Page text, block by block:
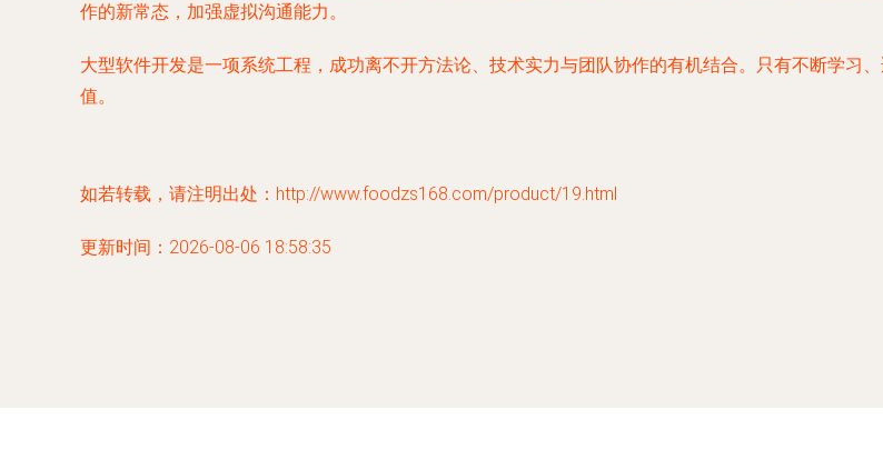
作的新常态，加强虚拟沟通能力。
大型软件开发是一项系统工程，成功离不开方法论、技术实力与团队协作的有机结合。只有不断学习
值。
如若转载，请注明出处：http://www.foodzs168.com/product/19.html
更新时间：2026-08-06 18:58:35